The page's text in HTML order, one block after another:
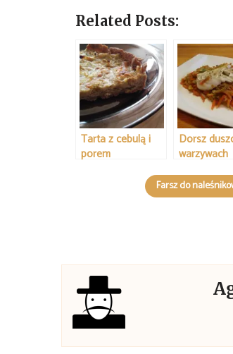
Related Posts:
Tarta z cebulą i
porem
Dorsz
warzywach
Farsz do